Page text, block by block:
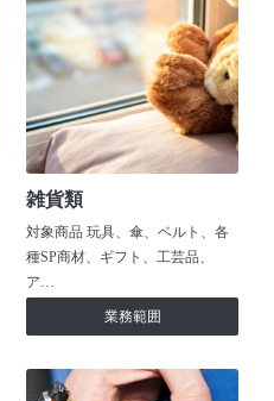
雑貨類
対象商品 玩具、傘、ベルト、各
種SP商材、ギフト、工芸品、
ア…
業務範囲